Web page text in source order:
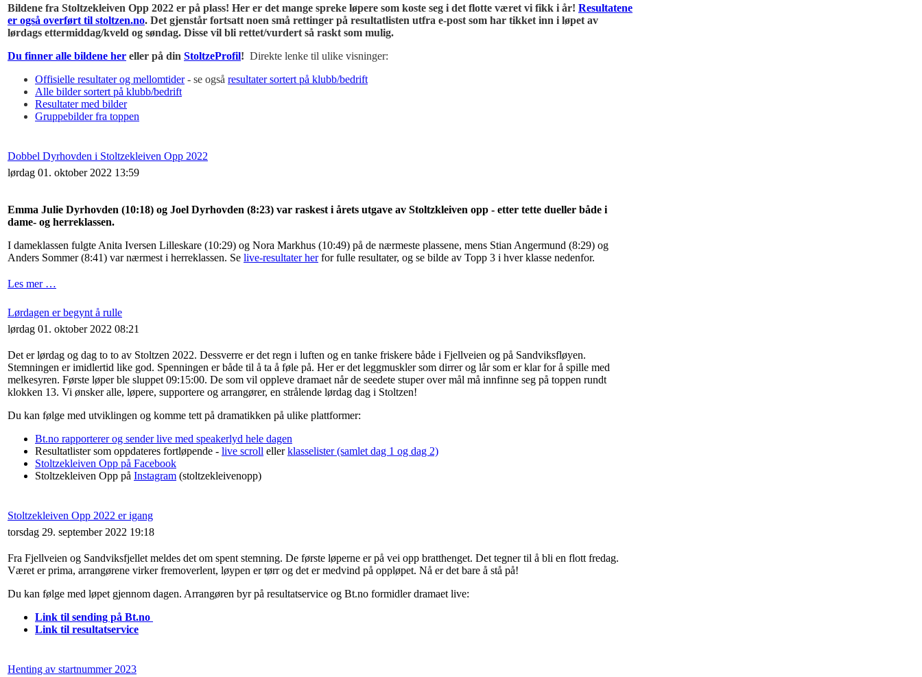
Bildene fra Stoltzekleiven Opp 2022 er på plass! Her er det mange spreke løpere som koste seg i det flotte været vi fikk i år! Resultatene
er også overført til stoltzen.no. Det gjenstår fortsatt noen små rettinger på resultatlisten utfra e-post som har tikket inn i løpet av
lørdags ettermiddag/kveld og søndag. Disse vil bli rettet/vurdert så raskt som mulig.
Du finner alle bildene her eller på din StoltzeProfil! Direkte lenke til ulike visninger:
Offisielle resultater og mellomtider- se også resultater sortert på klubb/bedrift
Alle bilder sortert på klubb/bedrift
Resultater med bilder
Gruppebilder fra toppen
Dobbel Dyrhovden i Stoltzekleiven Opp 2022
lørdag 01. oktober 2022 13:59
Emma Julie Dyrhovden (10:18) og Joel Dyrhovden (8:23) var raskest i årets utgave av Stoltzkleiven opp - etter tette dueller både i
dame- og herreklassen.
I dameklassen fulgte Anita Iversen Lilleskare (10:29) og Nora Markhus (10:49) på de nærmeste plassene, mens Stian Angermund (8:29) og
Anders Sommer (8:41) var nærmest i herreklassen. Se live-resultater herfor fulle resultater, og se bilde av Topp 3 i hver klasse nedenfor.
Les mer …
Lørdagen er begynt å rulle
lørdag 01. oktober 2022 08:21
Det er lørdag og dag to to av Stoltzen 2022. Dessverre er det regn i luften og en tanke friskere både i Fjellveien og på Sandviksfløyen.
Stemningen er imidlertid like god. Spenningen er både til å ta å føle på. Her er det leggmuskler som dirrer og lår som er klar for å spille med
melkesyren. Første løper ble sluppet 09:15:00. De som vil oppleve dramaet når de seedete stuper over mål må innfinne seg på toppen rundt
klokken 13. Vi ønsker alle, løpere, supportere og arrangører, en strålende lørdag dag i Stoltzen!
Du kan følge med utviklingen og komme tett på dramatikken på ulike plattformer:
Bt.no rapporterer og sender live med speakerlyd hele dagen
Resultatlister som oppdateres fortløpende - live scroll ellerklasselister (samlet dag 1 og dag 2)
Stoltzekleiven Opp på Facebook
Stoltzekleiven Opp på Instagram (stoltzekleivenopp)
Stoltzekleiven Opp 2022 er igang
torsdag 29. september 2022 19:18
Fra Fjellveien og Sandviksfjellet meldes det om spent stemning. De første løperne er på vei opp bratthenget. Det tegner til å bli en flott fredag.
Været er prima, arrangørene virker fremoverlent, løypen er tørr og det er medvind på oppløpet. Nå er det bare å stå på!
Du kan følge med løpet gjennom dagen. Arrangøren byr på resultatservice og Bt.no formidler dramaet live:
Link til sending på Bt.no
Link til resultatservice
Henting av startnummer 2023